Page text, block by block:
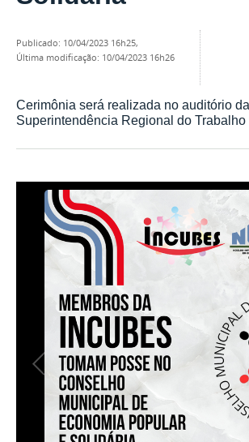
publicado: 10/04/2023 16h25,
última modificação: 10/04/2023 16h26
Cerimônia será realizada no auditório da
Superintendência Regional do Trabalho